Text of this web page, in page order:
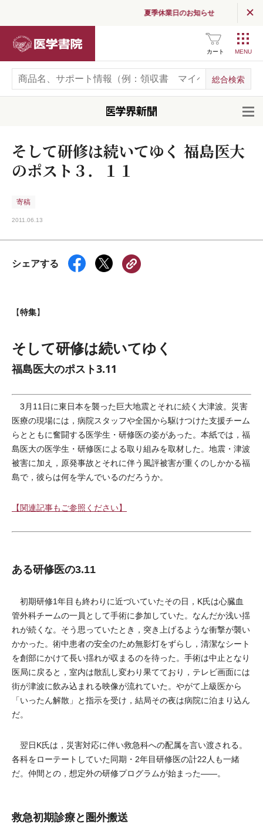
夏季休業日のお知らせ
カート
そして研修は続いてゆく 福島医大
のポスト３．１１
寄稿
2011.06.13
シェアする
【特集】
そして研修は続いてゆく
福島医大のポスト3.11
3月11日に東日本を襲った巨大地震とそれに続く大津波。災害
医療の現場には，病院スタッフや全国から駆けつけた支援チーム
らとともに奮闘する医学生・研修医の姿があった。本紙では，福
島医大の医学生・研修医による取り組みを取材した。地震・津波
被害に加え，原発事故とそれに伴う風評被害が重くのしかかる福
島で，彼らは何を学んでいるのだろうか。
【関連記事もご参照ください】
ある研修医の3.11
初期研修1年目も終わりに近づいていたその日，K氏は心臓血
管外科チームの一員として手術に参加していた。なんだか浅い揺
れが続くな。そう思っていたとき，突き上げるような衝撃が襲い
かかった。術中患者の安全のため無影灯をずらし，清潔なシート
を創部にかけて長い揺れが収まるのを待った。手術は中止となり
医局に戻ると，室内は散乱し変わり果てており，テレビ画面には
街が津波に飲み込まれる映像が流れていた。やがて上級医から
「いったん解散」と指示を受け，結局その夜は病院に泊まり込ん
だ。
翌日K氏は，災害対応に伴い救急科への配属を言い渡される。
各科をローテートしていた同期・2年目研修医の計22人も一緒
だ。仲間との，想定外の研修プログラムが始まった――。
救急初期診療と圏外搬送